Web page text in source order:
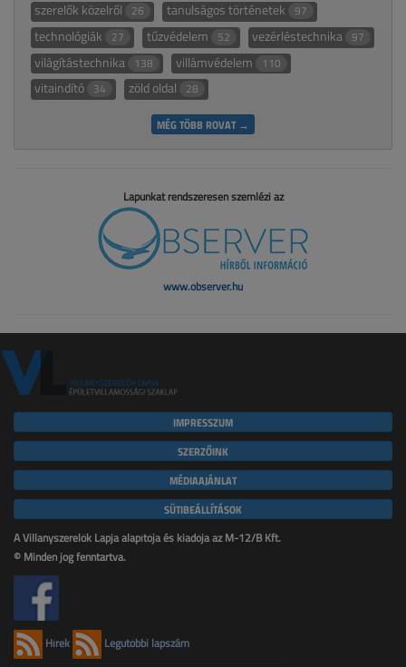
szerelők közelről 26 tanulságos történetek 97
technológiák 27 tűzvédelem 52 vezérléstechnika 97
világítástechnika 138 villámvédelem 110
vitaindító 34 zöld oldal 28
MÉG TÖBB ROVAT →
Lapunkat rendszeresen szemlézi az
www.observer.hu
IMPRESSZUM
SZERZŐINK
MÉDIAAJÁNLAT
SÜTIBEÁLLÍTÁSOK
A Villanyszerelők Lapja alapítója és kiadója az M-12/B Kft.
© Minden jog fenntartva.
Hírek Legutóbbi lapszám